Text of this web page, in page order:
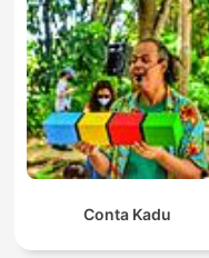
Conta Kadu